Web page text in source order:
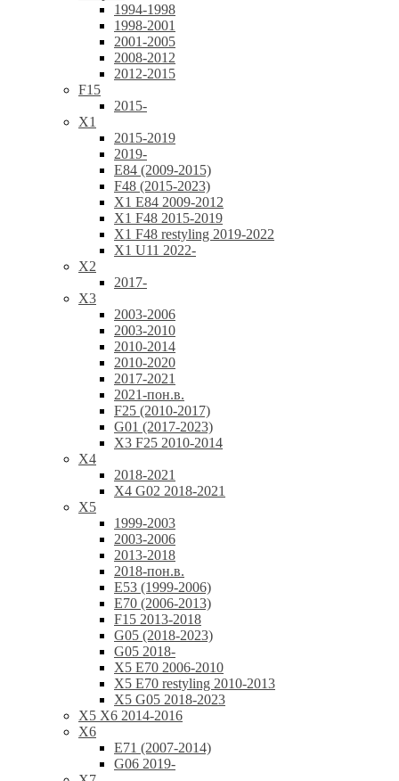
1994-1998
1998-2001
2001-2005
2008-2012
2012-2015
F15
2015-
X1
2015-2019
2019-
E84 (2009-2015)
F48 (2015-2023)
X1 E84 2009-2012
X1 F48 2015-2019
X1 F48 restyling 2019-2022
X1 U11 2022-
X2
2017-
X3
2003-2006
2003-2010
2010-2014
2010-2020
2017-2021
2021-пон.в.
F25 (2010-2017)
G01 (2017-2023)
X3 F25 2010-2014
X4
2018-2021
X4 G02 2018-2021
X5
1999-2003
2003-2006
2013-2018
2018-пон.в.
E53 (1999-2006)
E70 (2006-2013)
F15 2013-2018
G05 (2018-2023)
G05 2018-
X5 E70 2006-2010
X5 E70 restyling 2010-2013
X5 G05 2018-2023
X5 X6 2014-2016
X6
E71 (2007-2014)
G06 2019-